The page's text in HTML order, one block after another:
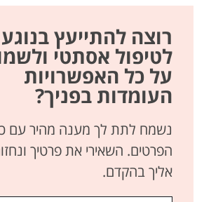
רוצה להתייעץ בנוגע
לטיפול אסתטי
על כל האפשרויות
העומדות בפניך?
נשמח לתת לך מענה מהיר עם
הפרטים. השאירי את פרטיך
אליך בהקדם.